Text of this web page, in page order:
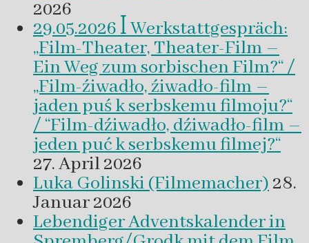
2026
29.05.2026 ꟾ Werkstattgespräch:
„Film-Theater, Theater-Film –
Ein Weg zum sorbischen Film?“ /
„Film-źiwadło, źiwadło-film –
jaden puś k serbskemu filmoju?“
/ “Film-dźiwadło, dźiwadło-film –
jeden puć k serbskemu filmej?“
27. April 2026
Luka Golinski (Filmemacher)28.
Januar 2026
Lebendiger Adventskalender in